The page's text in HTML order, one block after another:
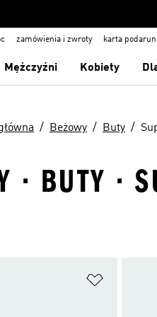
zamówienia i zwroty karta
Mężczyźni Kobiety
Beżowy Buty
· BUTY ·